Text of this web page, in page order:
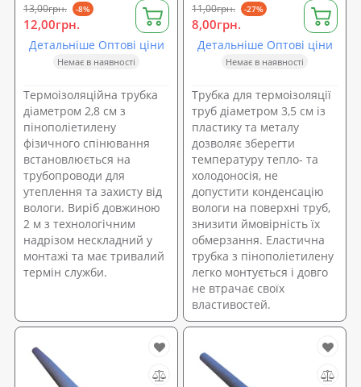
13,00грн. -8%
12,00грн.
Детальніше Оптові ціни
Немає в наявності
Термоізоляційна трубка
діаметром 2,8 см з
пінополіетилену
фізичного спінювання
встановлюється на
трубопроводи для
утеплення та захисту від
вологи. Виріб довжиною
2 м з технологічним
надрізом нескладний у
монтажі та має тривалий
термін служби.
11,00грн. -27%
8,00грн.
Детальніше Оптові ціни
Немає в наявності
Трубка для термоізоляції
труб діаметром 3,5 см із
пластику та металу
дозволяє зберегти
температуру тепло- та
холодоносія, не
допустити конденсацію
вологи на поверхні труб,
знизити ймовірність їх
обмерзання. Еластична
трубка з пінополіетилену
легко монтується і довго
не втрачає своїх
властивостей.